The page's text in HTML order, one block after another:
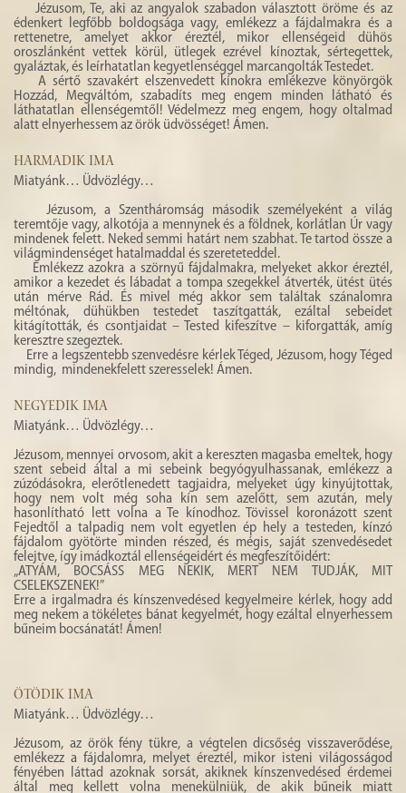
Jézusom, Te, aki az angyalok szabadon választott öröme és az
édenkert legfőbb boldogsága vagy, emlékezz a fájdalmakra és a
rettenetre, amelyet akkor éreztél, mikor ellenségeid dühös
oroszlánként vettek körül, ütlegek ezrével kínoztak, sértegettek,
gyaláztak, és leírhatatlan kegyetlenséggel marcangolták Testedet.
A sértő szavakért elszenvedett kínokra emlékezve könyörgök
Hozzád, Megváltóm, szabadíts meg engem minden látható és
láthatatlan ellenségemtől! Védelmezz meg engem, hogy oltalmad
alatt elnyerhessem az örök üdvösséget! Ámen.
HARMADIK IMA
Miatyánk… Üdvözlégy…
Jézusom, a Szentháromság második személyeként a világ
teremtője vagy, alkotója a mennynek és a földnek, korlátlan Úr vagy
mindenek felett. Neked semmi határt nem szabhat. Te tartod össze a
világmindenséget hatalmaddal és szereteteddel.
Emlékezz azokra a szörnyű fájdalmakra, melyeket akkor éreztél,
amikor a kezedet és lábadat a tompa szegekkel átverték, ütést ütés
után mérve Rád. És mivel még akkor sem találtak szánalomra
méltónak, dühükben testedet taszítgatták, ezáltal sebeidet
kitágították, és csontjaidat – Tested kifeszítve – kiforgatták, amíg
keresztre szegeztek.
Erre a legszentebb szenvedésre kérlek Téged, Jézusom, hogy Téged
mindig, mindenekfelett szeresselek! Ámen.
NEGYEDIK IMA
Miatyánk… Üdvözlégy…
Jézusom, mennyei orvosom, akit a kereszten magasba emeltek, hogy
szent sebeid által a mi sebeink begyógyulhassanak, emlékezz a
zúzódásokra, elerőtlenedett tagjaidra, melyeket úgy kinyújtottak,
hogy nem volt még soha kín sem azelőtt, sem azután, mely
hasonlítható lett volna a Te kínodhoz. Tövissel koronázott szent
Fejedtől a talpadig nem volt egyetlen ép hely a testeden, kínzó
fájdalom gyötörte minden részed, és mégis, saját szenvedésedet
felejtve, így imádkoztál ellenségeidért és megfeszítőidért:
„ATYÁM, BOCSÁSS MEG NEKIK, MERT NEM TUDJÁK, MIT
CSELEKSZENEK!”
Erre a irgalmadra és kínszenvedésed kegyelmeire kérlek, hogy add
meg nekem a tökéletes bánat kegyelmét, hogy ezáltal elnyerhessem
bűneim bocsánatát! Ámen!
ÖTÖDIK IMA
Miatyánk… Üdvözlégy…
Jézusom, az örök fény tükre, a végtelen dicsőség visszaverődése,
emlékezz a fájdalomra, melyet éreztél, mikor isteni világosságod
fényében láttad azoknak sorsát, akiknek kínszenvedésed érdemei
által meg kellett volna menekülniük, de akik bűneik miatt